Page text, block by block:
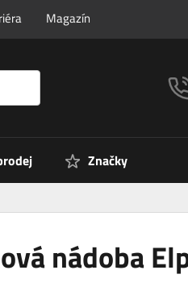
Magazín
Značky
nádoba